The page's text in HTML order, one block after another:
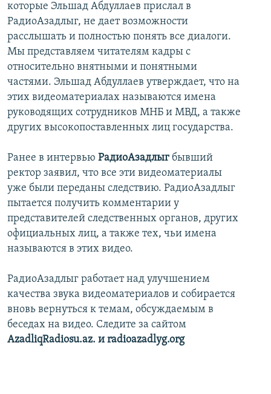
которые Эльшад Абдуллаев прислал в
РадиоАзадлыг, не дает возможности
расслышать и полностью понять все диалоги.
Мы представляем читателям кадры с
относительно внятными и понятными
частями. Эльшад Абдуллаев утверждает, что на
этих видеоматериалах называются имена
руководящих сотрудников МНБ и МВД, а также
других высокопоставленных лиц государства.
Ранее в интервью РадиоАзадлыг бывший
ректор заявил, что все эти видеоматериалы
уже были переданы следствию. РадиоАзадлыг
пытается получить комментарии у
представителей следственных органов, других
официальных лиц, а также тех, чьи имена
называются в этих видео.
РадиоАзадлыг работает над улучшением
качества звука видеоматериалов и собирается
вновь вернуться к темам, обсуждаемым в
беседах на видео. Следите за сайтом
AzadliqRadiosu.az. и radioazadlyg.org